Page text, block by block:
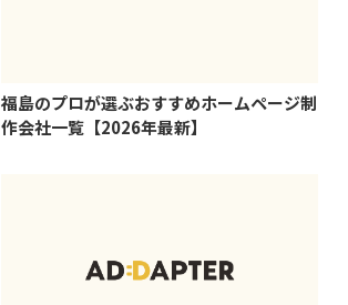
福島のプロが選ぶおすすめホームページ制
作会社一覧【2026年最新】